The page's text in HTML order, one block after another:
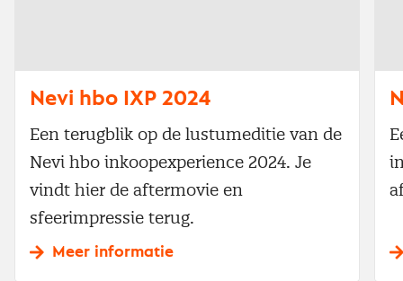
Nevi hbo IXP 2024
Een terugblik op de lustumeditie van de
Nevi hbo inkoopexperience 2024. Je
vindt hier de aftermovie en
sfeerimpressie terug.
Meer informatie